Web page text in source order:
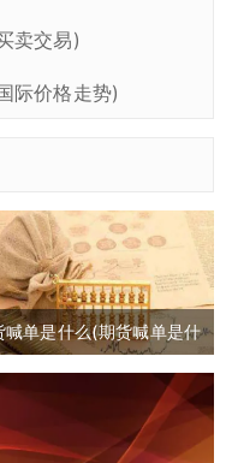
卖交易)
际价格走势)
喊单是什么(期货喊单是什
思)